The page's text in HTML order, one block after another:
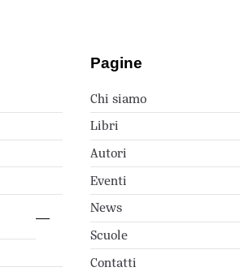
Pagine
Chi siamo
Libri
Autori
Eventi
News
Scuole
Contatti